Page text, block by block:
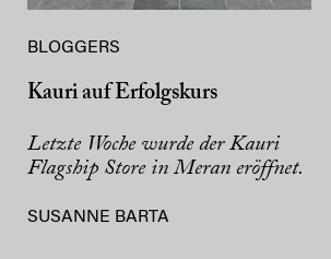
BLOGGERS
Kauri auf Erfolgskurs
Letzte Woche wurde der Kauri
Flagship Store in Meran eröffnet.
SUSANNE BARTA